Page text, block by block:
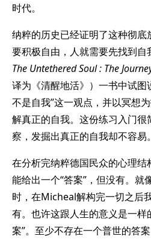
时代。
纳粹的历史已经证明了这种彻
要积极自由，人就需要先找到
The Untethered Soul : The
译为《清醒地活》）一书中试图
不是自我”这一观点，并以冥想
解真正的自我。这份练习入门
察，发掘出真正的自我却不容易。
在分析完纳粹德国民众的心理
能给出一个“答案”，但没有。就
时，在Micheal解构完一切之后
有。也许这跟人生的意义是一样
案”。至少不存在一个普世的答